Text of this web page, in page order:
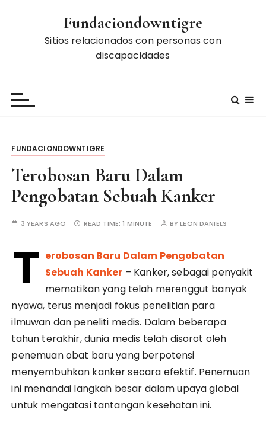
Fundaciondowntigre
Sitios relacionados con personas con
discapacidades
FUNDACIONDOWNTIGRE
Terobosan Baru Dalam
Pengobatan Sebuah Kanker
3 YEARS AGO READ TIME:1 MINUTE BYLEON DANIELS
T erobosan Baru Dalam Pengobatan
Sebuah Kanker – Kanker, sebagai penyakit
mematikan yang telah merenggut banyak
nyawa, terus menjadi fokus penelitian para
ilmuwan dan peneliti medis. Dalam beberapa
tahun terakhir, dunia medis telah disorot oleh
penemuan obat baru yang berpotensi
menyembuhkan kanker secara efektif. Penemuan
ini menandai langkah besar dalam upaya global
untuk mengatasi tantangan kesehatan ini.